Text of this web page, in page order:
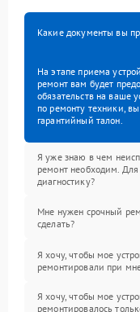
Какие документы вы
На этапе приема
ремонт вам будет
обязательств на ваше
по ремонту техники,
гарантийный талон.
Я уже знаю в чем
ремонт необходим. Для
диагностику?
Мне нужен срочный
сделать?
Я хочу, чтобы мое
ремонтировали при
Я хочу, чтобы мое
ремонтировалось